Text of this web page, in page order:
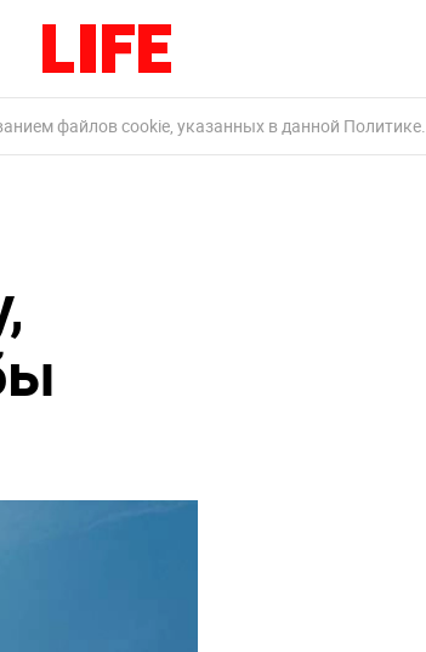
файлов cookie, указанных в данной Политике.